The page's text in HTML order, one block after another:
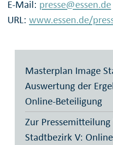
E-Mail: presse@essen.de
URL: www.essen.de/
Masterplan Image
Auswertung der
Online-Beteiligung
Zur
Stadtbezirk V: